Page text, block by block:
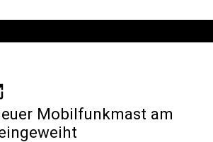
Mobilfunkmast am